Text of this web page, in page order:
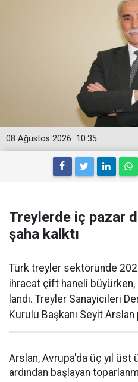
10:35
08 Ağustos 2026
Treylerde iç pazar
şaha kalktı
Türk treyler sektöründe 2026
ihracat çift haneli
landı. Treyler Sanayicileri
Kurulu Başkanı Seyit
Arslan, Avrupa'da üç yıl üst
ardından başlayan